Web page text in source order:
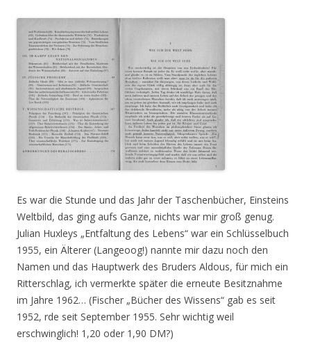
Es war die Stunde und das Jahr der Taschenbücher, Einsteins
Weltbild, das ging aufs Ganze, nichts war mir groß genug.
Julian Huxleys „Entfaltung des Lebens“ war ein Schlüsselbuch
1955, ein Älterer (Langeoog!) nannte mir dazu noch den
Namen und das Hauptwerk des Bruders Aldous, für mich ein
Ritterschlag, ich vermerkte später die erneute Besitznahme
im Jahre 1962… (Fischer „Bücher des Wissens“ gab es seit
1952, rde seit September 1955. Sehr wichtig weil
erschwinglich! 1,20 oder 1,90 DM?)